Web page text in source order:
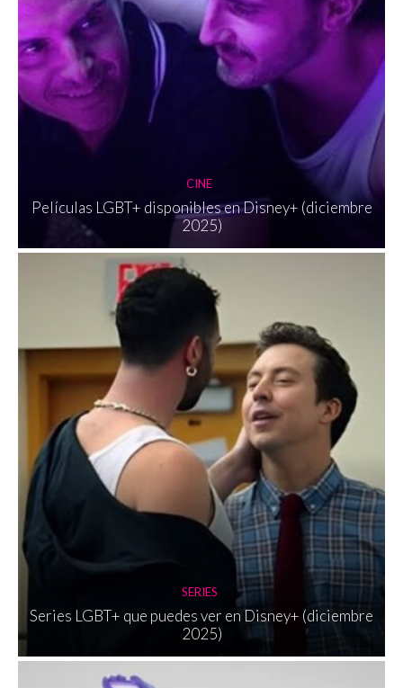
CINE
Películas LGBT+ disponibles en Disney+ (diciembre
2025)
SERIES
Series LGBT+ que puedes ver en Disney+ (diciembre
2025)